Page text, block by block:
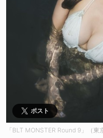
ポスト
「BLT MONSTER Round 9」（